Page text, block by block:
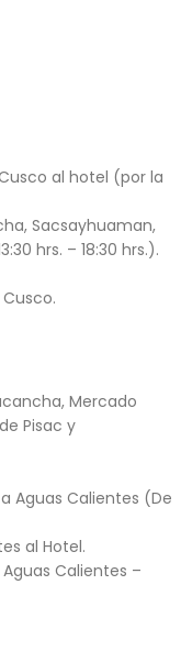
al hotel (por la
, Sacsayhuaman,
hrs. – 18:30 hrs.).
Mercado
Pisac y
Aguas Calientes (De
al Hotel.
Calientes –